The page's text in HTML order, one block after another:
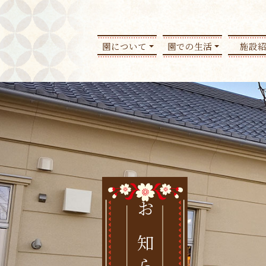
園について 園での生活 施設